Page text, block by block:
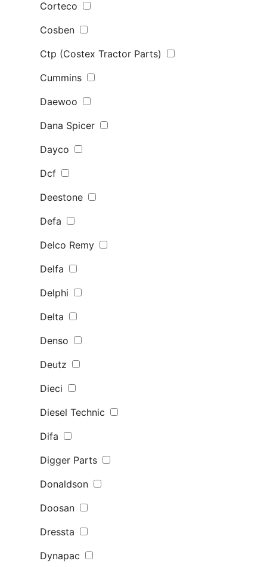
Corteco
Cosben
Ctp (Costex Tractor Parts)
Cummins
Daewoo
Dana Spicer
Dayco
Dcf
Deestone
Defa
Delco Remy
Delfa
Delphi
Delta
Denso
Deutz
Dieci
Diesel Technic
Difa
Digger Parts
Donaldson
Doosan
Dressta
Dynapac